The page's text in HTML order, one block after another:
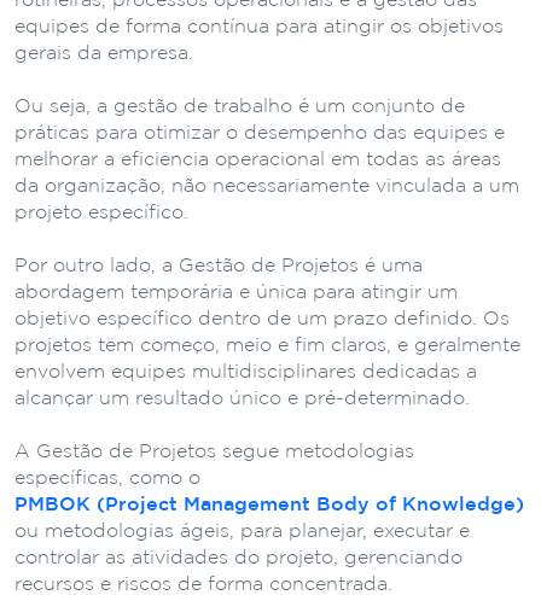
equipes de forma contínua para atingir os objetivos
gerais da empresa.
Ou seja, a gestão de trabalho é um conjunto de
práticas para otimizar o desempenho das equipes e
melhorar a eficiência operacional em todas as áreas
da organização, não necessariamente vinculada a um
projeto específico.
Por outro lado, a Gestão de Projetos é uma
abordagem temporária e única para atingir um
objetivo específico dentro de um prazo definido. Os
projetos têm começo, meio e fim claros, e geralmente
envolvem equipes multidisciplinares dedicadas a
alcançar um resultado único e pré-determinado.
A Gestão de Projetos segue metodologias
específicas, como o
PMBOK (Project Management Body of Knowledge)
ou metodologias ágeis, para planejar, executar e
controlar as atividades do projeto, gerenciando
recursos e riscos de forma concentrada.